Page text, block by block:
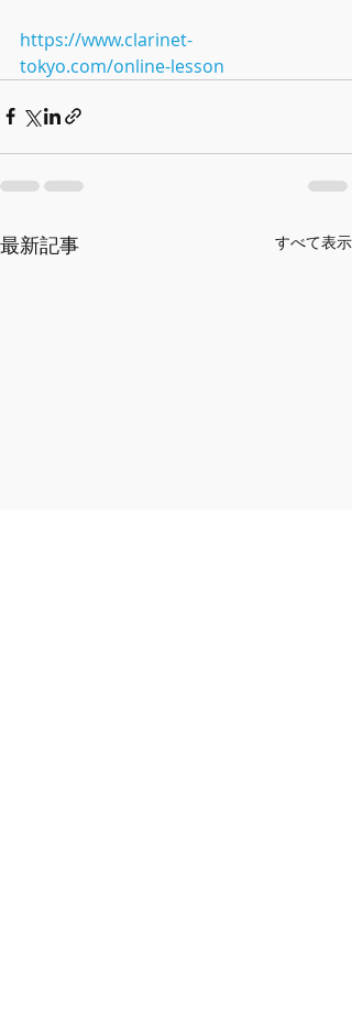
https://www.clarinet-
tokyo.com/online-lesson
最新記事 すべて表示